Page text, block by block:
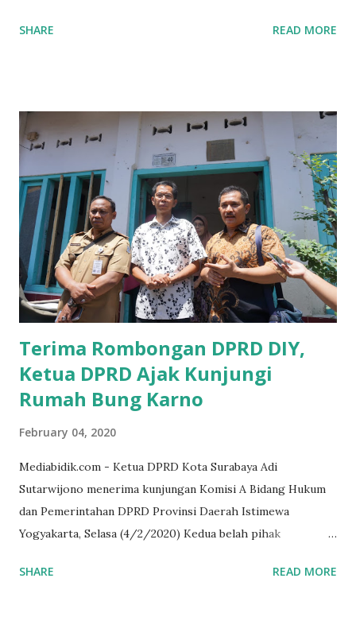
UMKM di Jatim. Namun Chusainuddin,S.Sos Anggota Komisi
yang sebenarnya ada dana pinjaman lunak untuk mereka. "
Ketika saya menjalankan Reses di Blitar,Kediri dan
Tulungagung , banyak masyarakat sana tak mengetahui ada
dana pinjaman lunak di Bank UMKM untuk para pelaku
UMKM, karena sebenarnya jika Pemprov serius
memberikan sosialisasi sampai ke tingkat desa,maka saya
yakin masyarakat sangat senang sekali," ucap pria yang
akrab dipanggil Gus Udin tersebut. Apalagi menyambut
MEA, seharusnya pelaku UMKM sudah mengerti kalau ada
dana pinjaman unt...
SHARE READ MORE
Terima Rombongan DPRD DIY,
Ketua DPRD Ajak Kunjungi
Rumah Bung Karno
February 04, 2020
Mediabidik.com - Ketua DPRD Kota Surabaya Adi
Sutarwijono menerima kunjungan Komisi A Bidang Hukum
dan Pemerintahan DPRD Provinsi Daerah Istimewa
Yogyakarta, Selasa (4/2/2020) Kedua belah pihak
memperkuat Demokrasi Pancasila. Turut dalam rombongan
SHARE READ MORE